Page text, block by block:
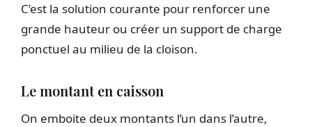
C’est la solution courante pour renforcer une
grande hauteur ou créer un support de charge
ponctuel au milieu de la cloison.
Le montant en caisson
On emboite deux montants l’un dans l’autre,